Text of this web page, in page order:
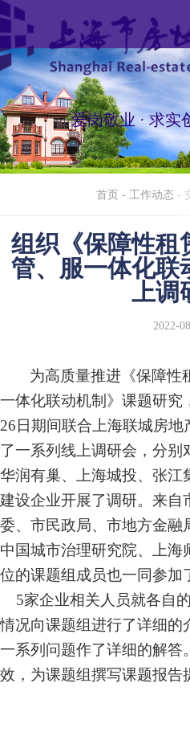
爱岗敬业 · 求实
首页 - 工作动态 -
组织《保障性租
管、服一体化联
上
2022-
为高质量推进《保障性
一体化联动机制》课题研究
26日期间联合上海联城房
了一系列线上调研会，分别
华润有巢、上海城投、张江
建设企业开展了调研。来自
委、市民政局、市地方金融
中国城市治理研究院、上海
位的课题组成员也一同参加
5家企业相关人员就各自
情况向课题组进行了详细的
一系列问题作了详细的解答
效，为课题组撰写课题报告